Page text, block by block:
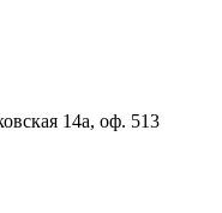
14а, оф. 513